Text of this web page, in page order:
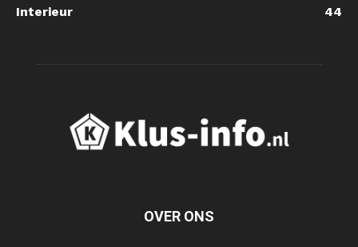
Interieur
44
OVER ONS